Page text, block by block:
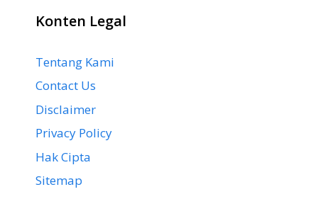
Konten Legal
Tentang Kami
Contact Us
Disclaimer
Privacy Policy
Hak Cipta
Sitemap